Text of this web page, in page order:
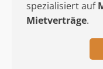
spezialisiert auf
Mietverträge.